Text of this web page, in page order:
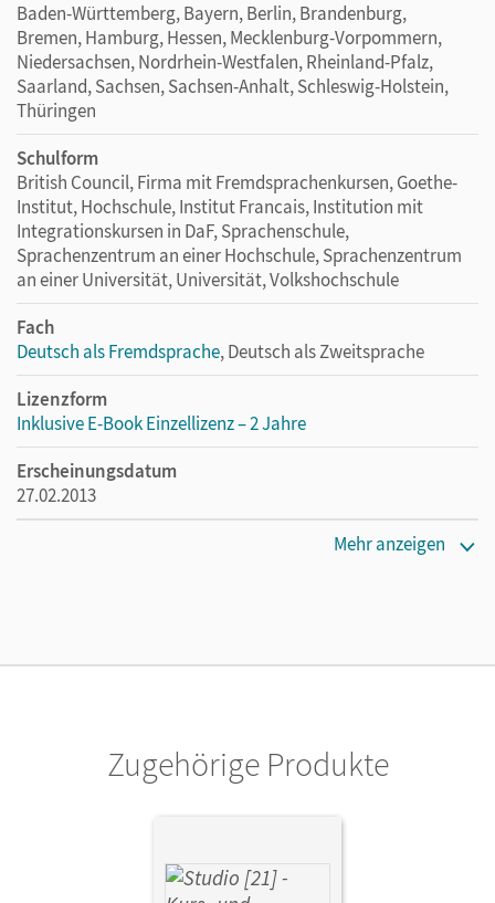
Baden-Württemberg, Bayern, Berlin, Brandenburg,
Bremen, Hamburg, Hessen, Mecklenburg-Vorpommern,
Niedersachsen, Nordrhein-Westfalen, Rheinland-Pfalz,
Saarland, Sachsen, Sachsen-Anhalt, Schleswig-Holstein,
Thüringen
Schulform
British Council, Firma mit Fremdsprachenkursen, Goethe-
Institut, Hochschule, Institut Francais, Institution mit
Integrationskursen in DaF, Sprachenschule,
Sprachenzentrum an einer Hochschule, Sprachenzentrum
an einer Universität, Universität, Volkshochschule
Fach
Deutsch als Fremdsprache, Deutsch als Zweitsprache
Lizenzform
Inklusive E-Book Einzellizenz – 2 Jahre
Erscheinungsdatum
27.02.2013
Herausgeber/-in
Funk, Hermann
Mehr anzeigen
Zugehörige Produkte